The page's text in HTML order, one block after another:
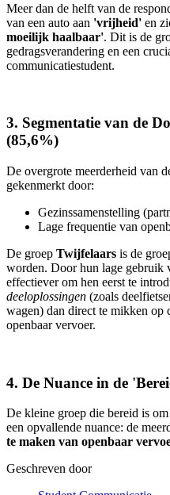
Meer dan de helft van de
van een auto aan 'vrijheid' en
moeilijk haalbaar'. Dit is de
gedragsverandering en een
communicatiestudent.
3. Segmentatie van de
(85,6%)
De overgrote meerderheid van
gekenmerkt door:
Gezinssamenstelling
Lage frequentie van
De groep Twijfelaars is de
worden. Door hun lage gebruik
effectiever om hen eerst te
deeloplossingen (zoals
wagen) dan direct te mikken op
openbaar vervoer.
4. De Nuance in de
De kleine groep die bereid is
een opvallende nuance: de
te maken van openbaar
Geschreven door